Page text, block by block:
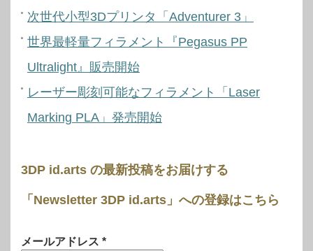
次世代小型3Dプリンタ「Adventurer 3」
世界最軽量フィラメント『Pegasus PP
Ultralight』販売開始
レーザー彫刻可能なフィラメント「Laser
Marking PLA」発売開始
3DP id.arts の最新投稿をお届けする
「Newsletter 3DP id.arts」への登録はこちら
メールアドレス *